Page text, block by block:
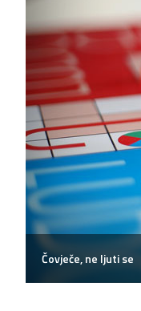
Čovječe, ne ljuti se